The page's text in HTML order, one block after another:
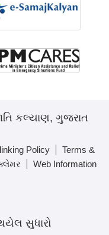
કલ્યાણ, ગુજરાત
Policy
Terms &
Web Information
સુધારો